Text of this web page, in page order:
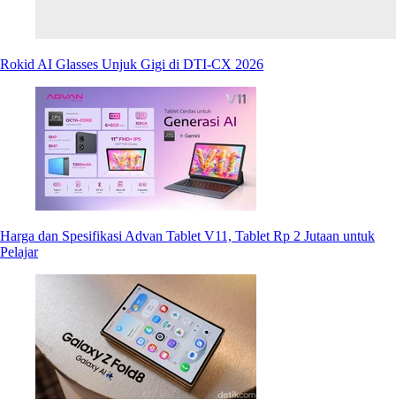
Rokid AI Glasses Unjuk Gigi di DTI-CX 2026
Harga dan Spesifikasi Advan Tablet V11, Tablet Rp 2 Jutaan untuk
Pelajar